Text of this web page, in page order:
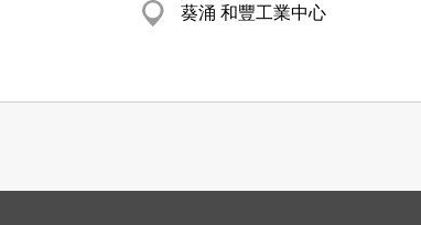
葵涌 和豐工業中心